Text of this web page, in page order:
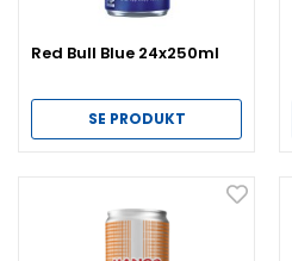
Red Bull Blue 24x250ml
SE PRODUKT